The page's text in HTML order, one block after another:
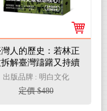
人的歷史：若林正
解臺灣躊躇又持續
變動的國族認同
出版品牌 : 明白文化
定價 $480